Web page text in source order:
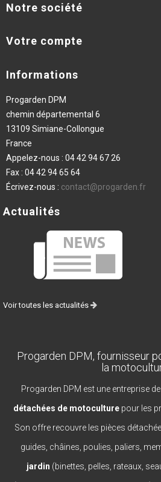
Notre société
Votre compte
Informations
Progarden DPM
chemin départemental 6
13109 Simiane-Collongue
France
Appelez-nous : 04 42 94 67 26
Fax : 04 42 94 65 64
Écrivez-nous : contact@progarden.fr
Actualités
Voir toutes les actualités
Progarden DPM, fournisseur
la
Progarden DPM est une entreprise de
détachées de motoculturepour les
Son offre recouvre les pièces
guides, châines, poulies, paliers,
jardin (binettes, pelles, rateaux,